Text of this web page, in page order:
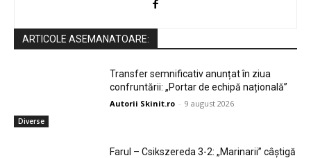
ARTICOLE ASEMANATOARE:
Diverse
Transfer semnificativ anunțat în ziua
confruntării: „Portar de echipă națională”
Autorii Skinit.ro - 9 august 2026
Farul – Csikszereda 3-2: „Marinarii” câștigă